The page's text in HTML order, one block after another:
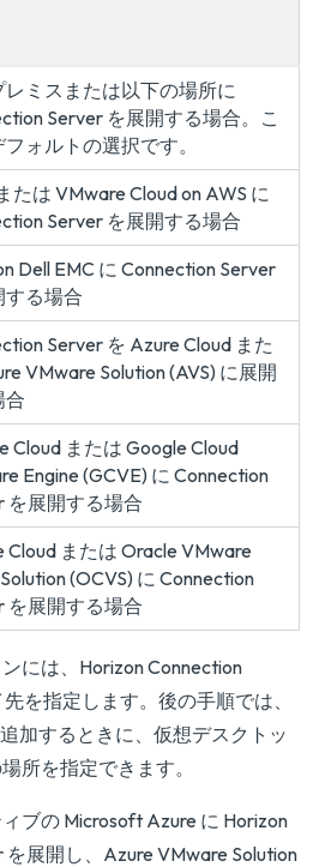
レミスまたは以下の場所に
Server を展開する場合。こ
ォルトの選択です。
たは VMware Cloud on AWS に
Server を展開する場合
Dell EMC に Connection Server
する場合
Server を Azure Cloud また
VMware Solution (AVS) に展開
合
Cloud または Google Cloud
Engine (GCVE) に Connection
を展開する場合
Cloud または Oracle VMware
(OCVS) に Connection
を展開する場合
には、Horizon Connection
を指定します。後の手順では、
加するときに、仮想デスクトッ
所を指定できます。
ブの Microsoft Azure に Horizon
を展開し、Azure VMware Solution